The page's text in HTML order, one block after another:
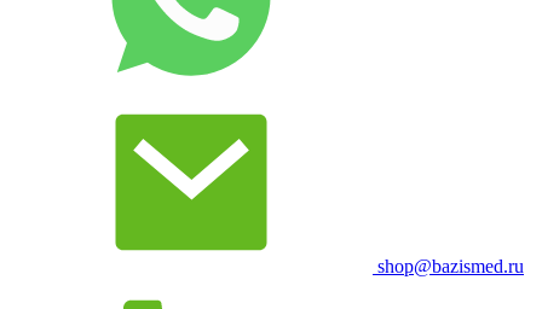
shop@bazismed.ru